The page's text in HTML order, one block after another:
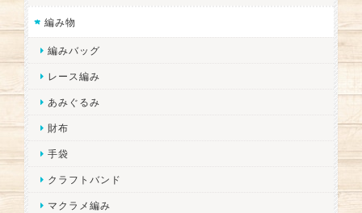
編み物
編みバッグ
レース編み
あみぐるみ
財布
手袋
クラフトバンド
マクラメ編み